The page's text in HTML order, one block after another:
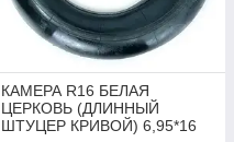
КАМЕРА R16 БЕЛАЯ
ЦЕРКОВЬ (ДЛИННЫЙ
ШТУЦЕР КРИВОЙ) 6,95*16